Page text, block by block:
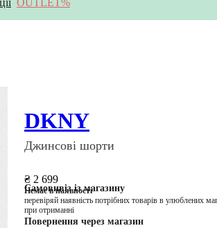
OUTLET%
DKNY
Джинсові шорти
₴ 2 699
Немає в наявності
Самовивіз із магазину
перевіряй наявність потрібних товарів в улюблених
при отриманні
Повернення через магазин